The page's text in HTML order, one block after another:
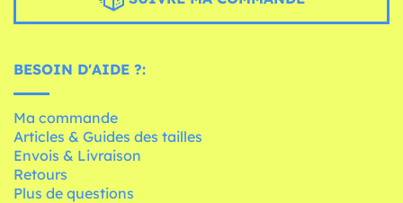
BESOIN D'AIDE ?:
Ma commande
Articles & Guides des tailles
Envois & Livraison
Retours
Plus de questions